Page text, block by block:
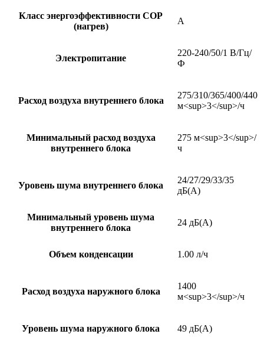
Класс энергоэффективности COP
(нагрев)
A
Электропитание
220-240/50/1 В/Гц/
Ф
Расход воздуха внутреннего блока
275/310/365/400/440
м<sup>3</sup>/ч
Минимальный расход воздуха
внутреннего блока
275 м<sup>3</sup>/
ч
Уровень шума внутреннего блока
24/27/29/33/35
дБ(А)
Минимальный уровень шума
внутреннего блока
24 дБ(А)
Объем конденсации 1.00 л/ч
Расход воздуха наружного блока
1400
м<sup>3</sup>/ч
Уровень шума наружного блока 49 дБ(А)